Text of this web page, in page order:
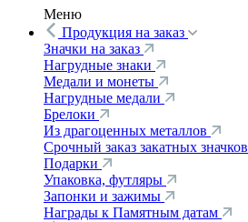
Меню
Продукция на заказ
Значки на заказ
Нагрудные знаки
Медали и монеты
Нагрудные медали
Брелоки
Из драгоценных металлов
Срочный заказ закатных значков
Подарки
Упаковка, футляры
Запонки и зажимы
Награды к Памятным датам